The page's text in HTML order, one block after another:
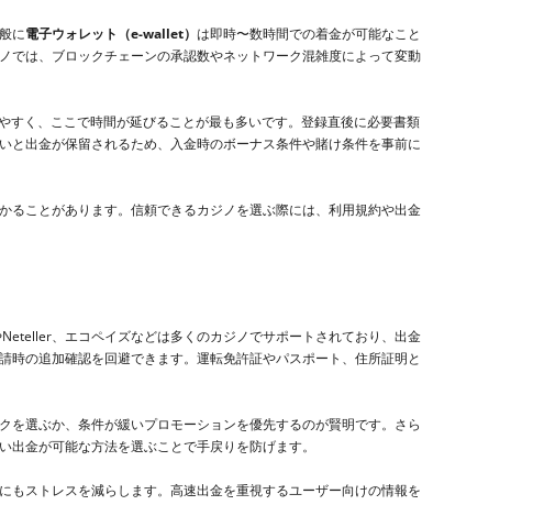
に電子ウォレット（e-wallet） は即時〜数時間での着金が可能なこと
では、ブロックチェーンの承認数やネットワーク混雑度によって変動
く、ここで時間が延びることが最も多いです。登録直後に必要書類
と出金が保留されるため、入金時のボーナス条件や賭け条件を事前に
ことがあります。信頼できるカジノを選ぶ際には、利用規約や出金
、エコペイズなどは多くのカジノでサポートされており、出金
時の追加確認を回避できます。運転免許証やパスポート、住所証明と
選ぶか、条件が緩いプロモーションを優先するのが賢明です。さら
金が可能な方法を選ぶことで手戻りを防げます。
ストレスを減らします。高速出金を重視するユーザー向けの情報を